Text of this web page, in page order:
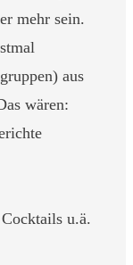
mehr sein.
aus
wären:
u.ä.